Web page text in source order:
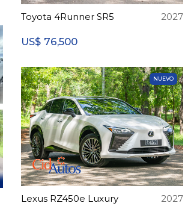
Toyota 4Runner SR5 2027
US$ 76,500
NUEVO
Lexus RZ450e Luxury 2027